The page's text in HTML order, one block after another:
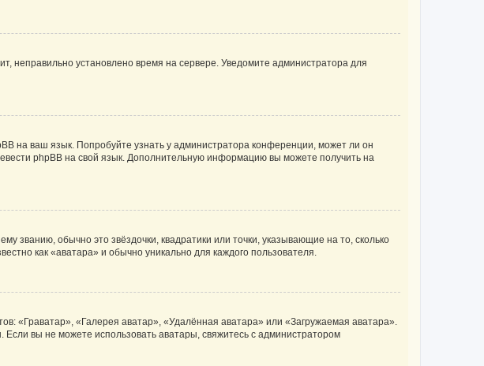
неправильно установлено время на сервере. Уведомите администратора для
на ваш язык. Попробуйте узнать у администратора конференции, может ли он
phpBB на свой язык. Дополнительную информацию вы можете получить на
званию, обычно это звёздочки, квадратики или точки, указывающие на то, сколько
как «аватара» и обычно уникально для каждого пользователя.
«Граватар», «Галерея аватар», «Удалённая аватара» или «Загружаемая аватара».
вы не можете использовать аватары, свяжитесь с администратором